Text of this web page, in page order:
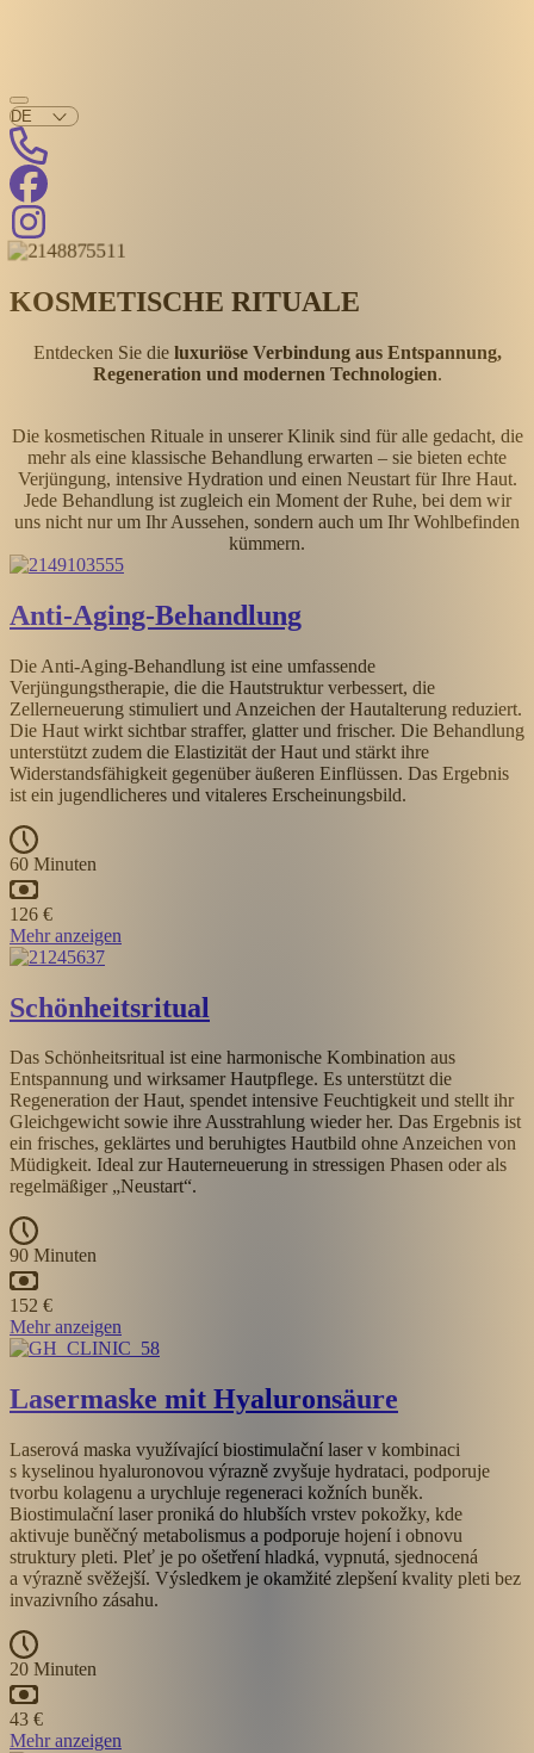
KOSMETISCHE RITUALE
Entdecken Sie die luxuriöse Verbindung aus Entspannung,
Regeneration und modernen Technologien.
Die kosmetischen Rituale in unserer Klinik sind für alle gedacht, die
mehr als eine klassische Behandlung erwarten – sie bieten echte
Verjüngung, intensive Hydration und einen Neustart für Ihre Haut.
Jede Behandlung ist zugleich ein Moment der Ruhe, bei dem wir
uns nicht nur um Ihr Aussehen, sondern auch um Ihr Wohlbefinden
kümmern.
Anti-Aging-Behandlung
Die Anti-Aging-Behandlung ist eine umfassende
Verjüngungstherapie, die die Hautstruktur verbessert, die
Zellerneuerung stimuliert und Anzeichen der Hautalterung reduziert.
Die Haut wirkt sichtbar straffer, glatter und frischer. Die Behandlung
unterstützt zudem die Elastizität der Haut und stärkt ihre
Widerstandsfähigkeit gegenüber äußeren Einflüssen. Das Ergebnis
ist ein jugendlicheres und vitaleres Erscheinungsbild.
60 Minuten
126 €
Mehr anzeigen
Schönheitsritual
Das Schönheitsritual ist eine harmonische Kombination aus
Entspannung und wirksamer Hautpflege. Es unterstützt die
Regeneration der Haut, spendet intensive Feuchtigkeit und stellt ihr
Gleichgewicht sowie ihre Ausstrahlung wieder her. Das Ergebnis ist
ein frisches, geklärtes und beruhigtes Hautbild ohne Anzeichen von
Müdigkeit. Ideal zur Hauterneuerung in stressigen Phasen oder als
regelmäßiger „Neustart“.
90 Minuten
152 €
Mehr anzeigen
Lasermaske mit Hyaluronsäure
Laserová maska využívající biostimulační laser v kombinaci
s kyselinou hyaluronovou výrazně zvyšuje hydrataci, podporuje
tvorbu kolagenu a urychluje regeneraci kožních buněk.
Biostimulační laser proniká do hlubších vrstev pokožky, kde
aktivuje buněčný metabolismus a podporuje hojení i obnovu
struktury pleti. Pleť je po ošetření hladká, vypnutá, sjednocená
a výrazně svěžejší. Výsledkem je okamžité zlepšení kvality pleti bez
invazivního zásahu.
20 Minuten
43 €
Mehr anzeigen